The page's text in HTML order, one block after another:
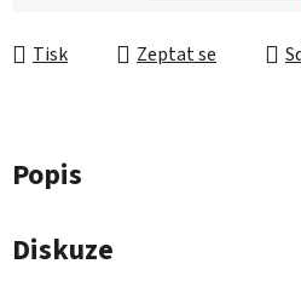
Tisk Zeptat se
Popis
Diskuze